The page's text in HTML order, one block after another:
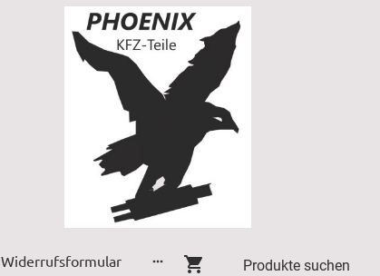
Widerrufsformular